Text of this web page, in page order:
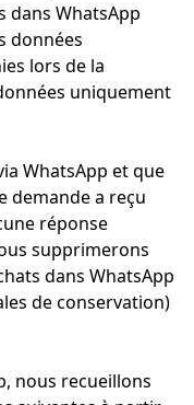
dans WhatsApp
données
lors de la
uniquement
WhatsApp et que
demande a reçu
réponse
supprimerons
dans WhatsApp
de conservation)
nous recueillons